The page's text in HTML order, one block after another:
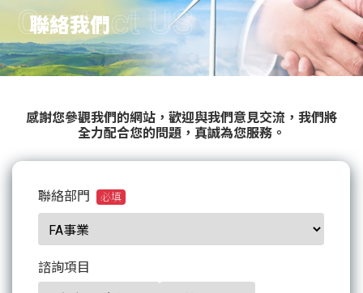
聯絡我們
Contact US
感謝您參觀我們的網站，歡迎與我們意見交流，我們將
全力配合您的問題，真誠為您服務。
聯絡部門 必填
諮詢項目